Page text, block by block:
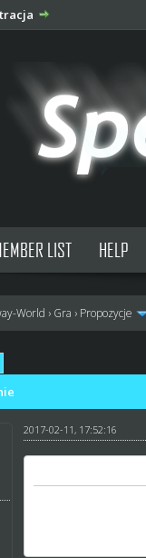
LIST HELP
World › Gra › Propozycje
2017-02-11, 17:52:16